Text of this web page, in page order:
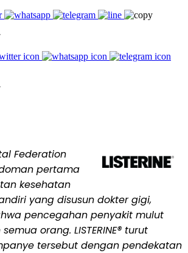
Federation
pertama
kesehatan
yang disusun dokter gigi,
pencegahan penyakit mulut
orang. LISTERINE® turut
tersebut dengan pendekatan